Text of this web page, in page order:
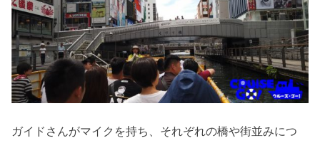
ガイドさんがマイクを持ち、それぞれの橋や街並みにつ